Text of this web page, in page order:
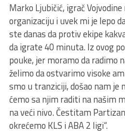
Marko Ljubičić, igrač
organizaciju i uvek mi je lepo
ste danas da protiv ekipe
da igrate 40 minuta. Iz ovog
pouke, jer moramo da radimo
želimo da ostvarimo visoke
smo u tranziciji, došao nam je
ćemo sa njim raditi na našim
na veći nivo. Čestitam
okrećemo KLS i ABA 2 ligi“.